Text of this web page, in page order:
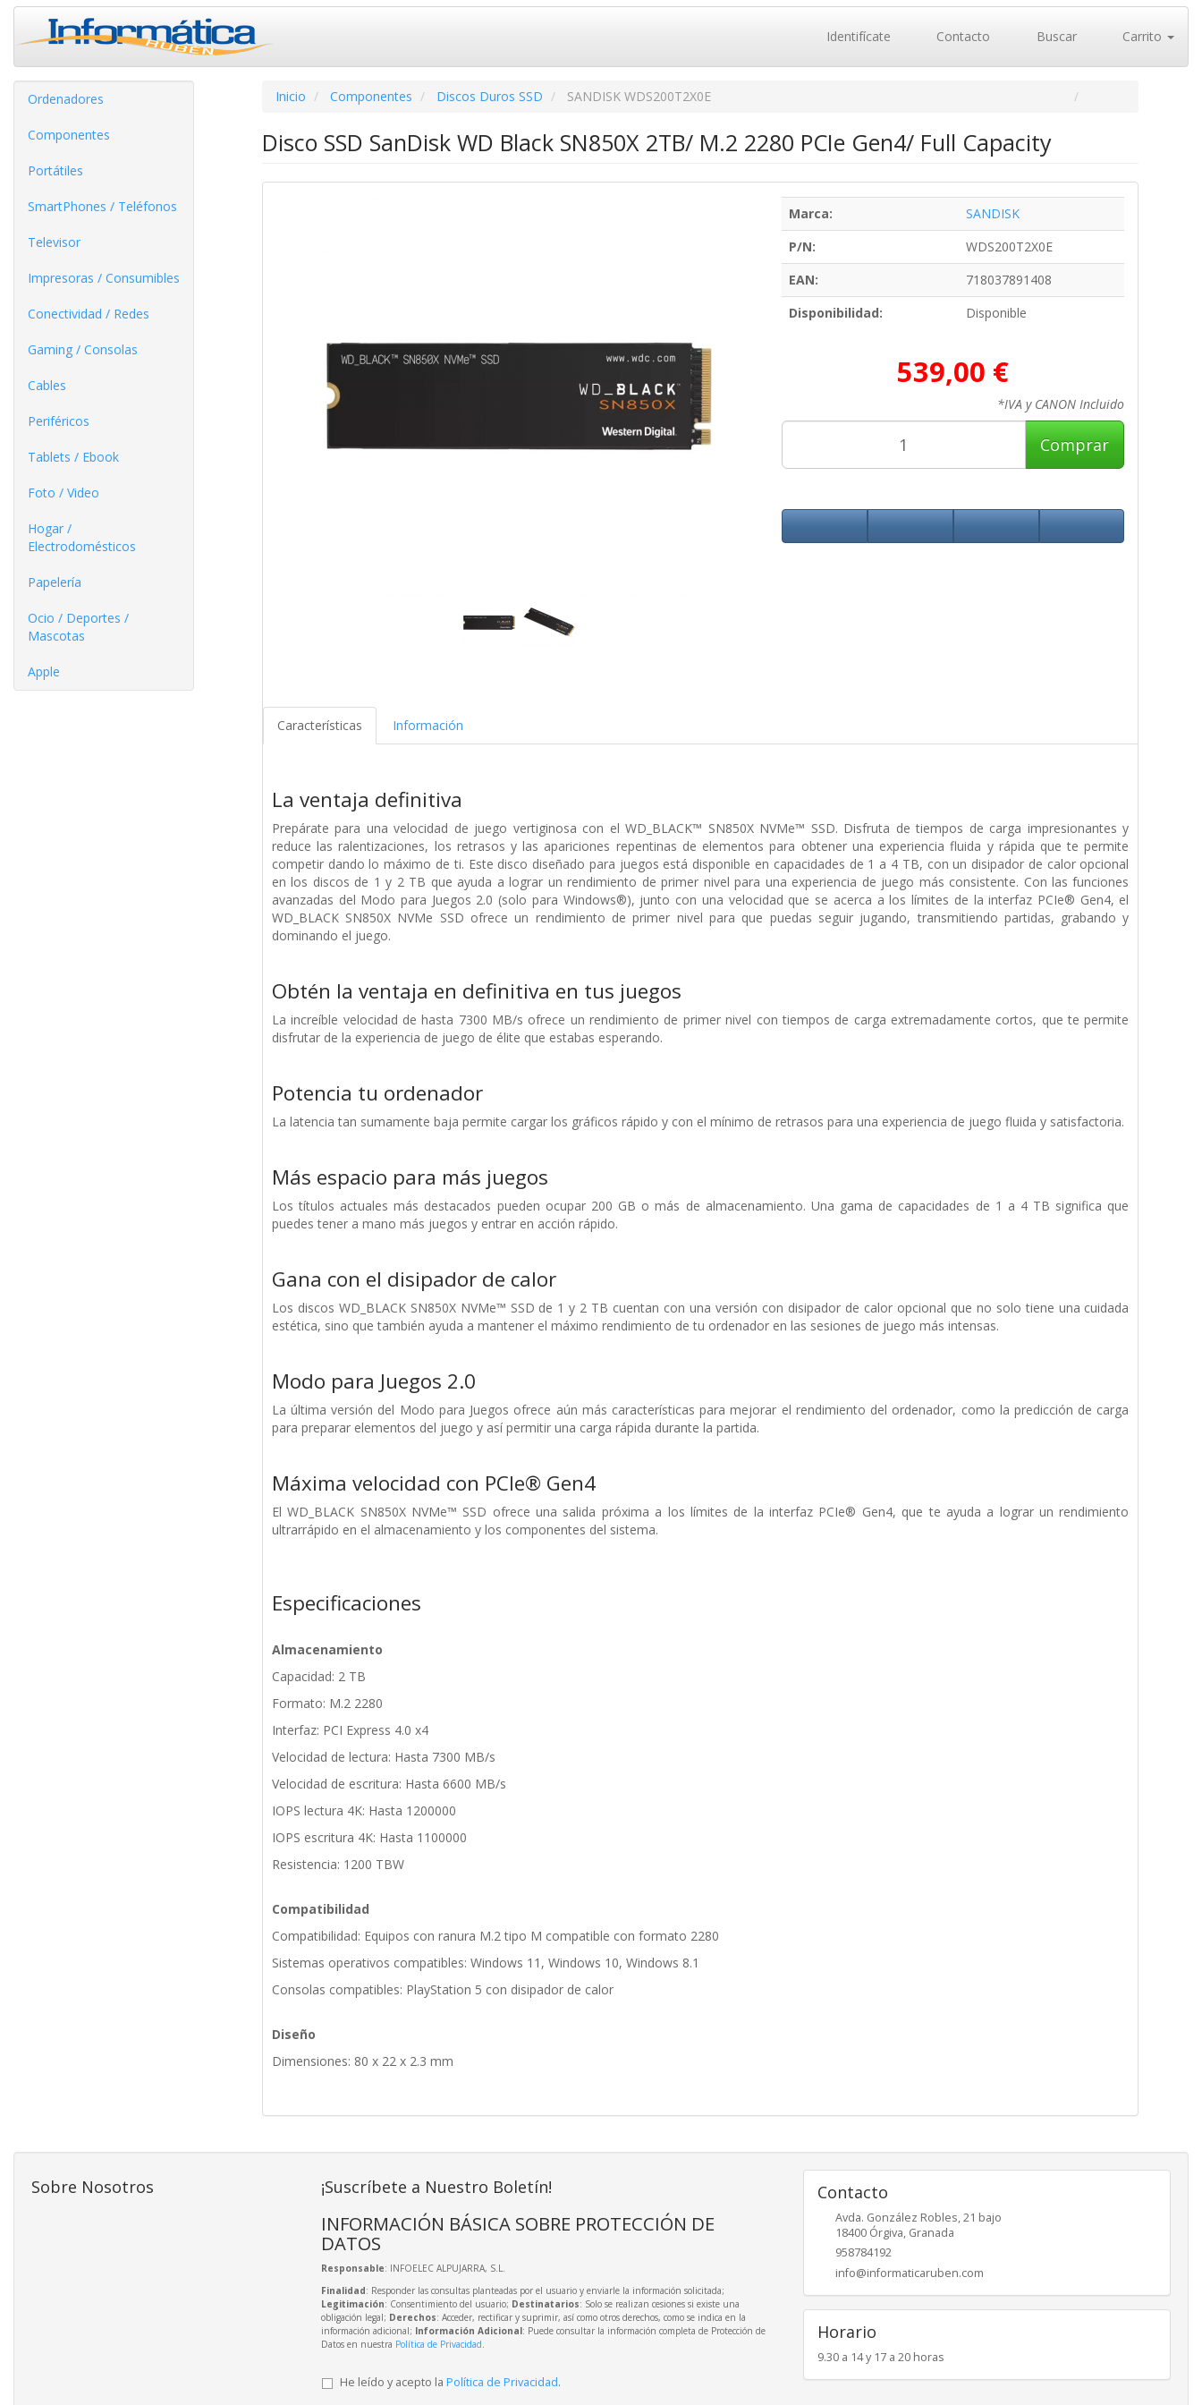
Identifícate Contacto Buscar Carrito
Ordenadores
Componentes
Portátiles
SmartPhones / Teléfonos
Televisor
Impresoras / Consumibles
Conectividad / Redes
Gaming / Consolas
Cables
Periféricos
Tablets / Ebook
Foto / Video
Hogar /
Electrodomésticos
Papelería
Ocio / Deportes /
Mascotas
Apple
Inicio Componentes Discos Duros SSD SANDISK WDS200T2X0E
Disco SSD SanDisk WD Black SN850X 2TB/ M.2 2280 PCIe Gen4/ Full Capacity
Marca:
SANDISK
P/N:
WDS200T2X0E
EAN:
718037891408
Disponibilidad:
Disponible
539,00 €
*IVA y CANON Incluido
Comprar
Características Información
La ventaja definitiva
Prepárate para una velocidad de juego vertiginosa con el WD_BLACK™ SN850X NVMe™ SSD. Disfruta de tiempos de carga impresionantes y
reduce las ralentizaciones, los retrasos y las apariciones repentinas de elementos para obtener una experiencia fluida y rápida que te permite
competir dando lo máximo de ti. Este disco diseñado para juegos está disponible en capacidades de 1 a 4 TB, con un disipador de calor opcional
en los discos de 1 y 2 TB que ayuda a lograr un rendimiento de primer nivel para una experiencia de juego más consistente. Con las funciones
avanzadas del Modo para Juegos 2.0 (solo para Windows®), junto con una velocidad que se acerca a los límites de la interfaz PCIe® Gen4, el
WD_BLACK SN850X NVMe SSD ofrece un rendimiento de primer nivel para que puedas seguir jugando, transmitiendo partidas, grabando y
dominando el juego.
Obtén la ventaja en definitiva en tus juegos
La increíble velocidad de hasta 7300 MB/s ofrece un rendimiento de primer nivel con tiempos de carga extremadamente cortos, que te permite
disfrutar de la experiencia de juego de élite que estabas esperando.
Potencia tu ordenador
La latencia tan sumamente baja permite cargar los gráficos rápido y con el mínimo de retrasos para una experiencia de juego fluida y satisfactoria.
Más espacio para más juegos
Los títulos actuales más destacados pueden ocupar 200 GB o más de almacenamiento. Una gama de capacidades de 1 a 4 TB significa que
puedes tener a mano más juegos y entrar en acción rápido.
Gana con el disipador de calor
Los discos WD_BLACK SN850X NVMe™ SSD de 1 y 2 TB cuentan con una versión con disipador de calor opcional que no solo tiene una cuidada
estética, sino que también ayuda a mantener el máximo rendimiento de tu ordenador en las sesiones de juego más intensas.
Modo para Juegos 2.0
La última versión del Modo para Juegos ofrece aún más características para mejorar el rendimiento del ordenador, como la predicción de carga
para preparar elementos del juego y así permitir una carga rápida durante la partida.
Máxima velocidad con PCIe® Gen4
El WD_BLACK SN850X NVMe™ SSD ofrece una salida próxima a los límites de la interfaz PCIe® Gen4, que te ayuda a lograr un rendimiento
ultrarrápido en el almacenamiento y los componentes del sistema.
Especificaciones
Almacenamiento
Capacidad: 2 TB
Formato: M.2 2280
Interfaz: PCI Express 4.0 x4
Velocidad de lectura: Hasta 7300 MB/s
Velocidad de escritura: Hasta 6600 MB/s
IOPS lectura 4K: Hasta 1200000
IOPS escritura 4K: Hasta 1100000
Resistencia: 1200 TBW
Compatibilidad
Compatibilidad: Equipos con ranura M.2 tipo M compatible con formato 2280
Sistemas operativos compatibles: Windows 11, Windows 10, Windows 8.1
Consolas compatibles: PlayStation 5 con disipador de calor
Diseño
Dimensiones: 80 x 22 x 2.3 mm
Sobre Nosotros ¡Suscríbete a Nuestro Boletín!
INFORMACIÓN BÁSICA SOBRE PROTECCIÓN DE
DATOS
Responsable: INFOELEC ALPUJARRA, S.L.
Finalidad: Responder las consultas planteadas por el usuario y enviarle la información solicitada;
Legitimación: Consentimiento del usuario; Destinatarios: Solo se realizan cesiones si existe una
obligación legal; Derechos: Acceder, rectificar y suprimir, así como otros derechos, como se indica en la
información adicional; Información Adicional: Puede consultar la información completa de Protección de
Datos en nuestra Política de Privacidad.
He leído y acepto la Política de Privacidad.
Contacto
Avda. González Robles, 21 bajo
18400 Órgiva, Granada
958784192
info@informaticaruben.com
Horario
9.30 a 14 y 17 a 20 horas